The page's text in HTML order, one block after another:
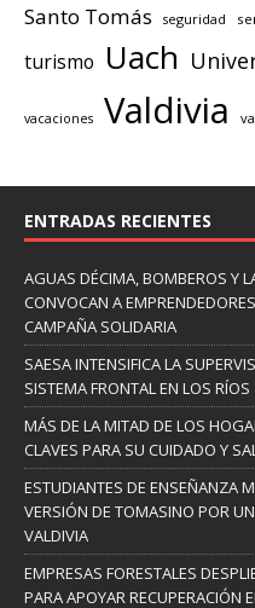
Santo Tomás seguridad
turismo Uach
vacaciones Valdivia
ENTRADAS RECIENTES
AGUAS DÉCIMA, BOMBEROS Y
CONVOCAN A
CAMPAÑA SOLIDARIA
SAESA INTENSIFICA LA
SISTEMA FRONTAL EN LOS RÍOS
MÁS DE LA MITAD DE LOS
CLAVES PARA SU CUIDADO Y
ESTUDIANTES DE ENSEÑANZA
VERSIÓN DE TOMASINO POR
VALDIVIA
EMPRESAS FORESTALES
PARA APOYAR RECUPERACIÓN